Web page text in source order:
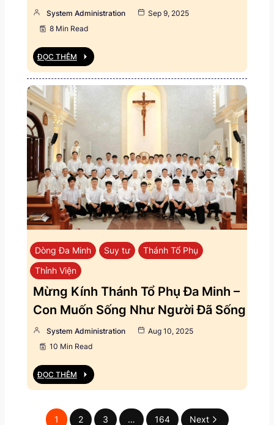
System Administration
Sep 9, 2025
8 Min Read
ĐỌC THÊM
Dòng Đa Minh Suy tư
Thánh Tổ Phụ
Thỉnh Viện
Mừng Kính Thánh Tổ Phụ Đa Minh –
Con Muốn Sống Như Người Đã Sống
System Administration
Aug 10, 2025
10 Min Read
ĐỌC THÊM
1 2 3 … 164 Next